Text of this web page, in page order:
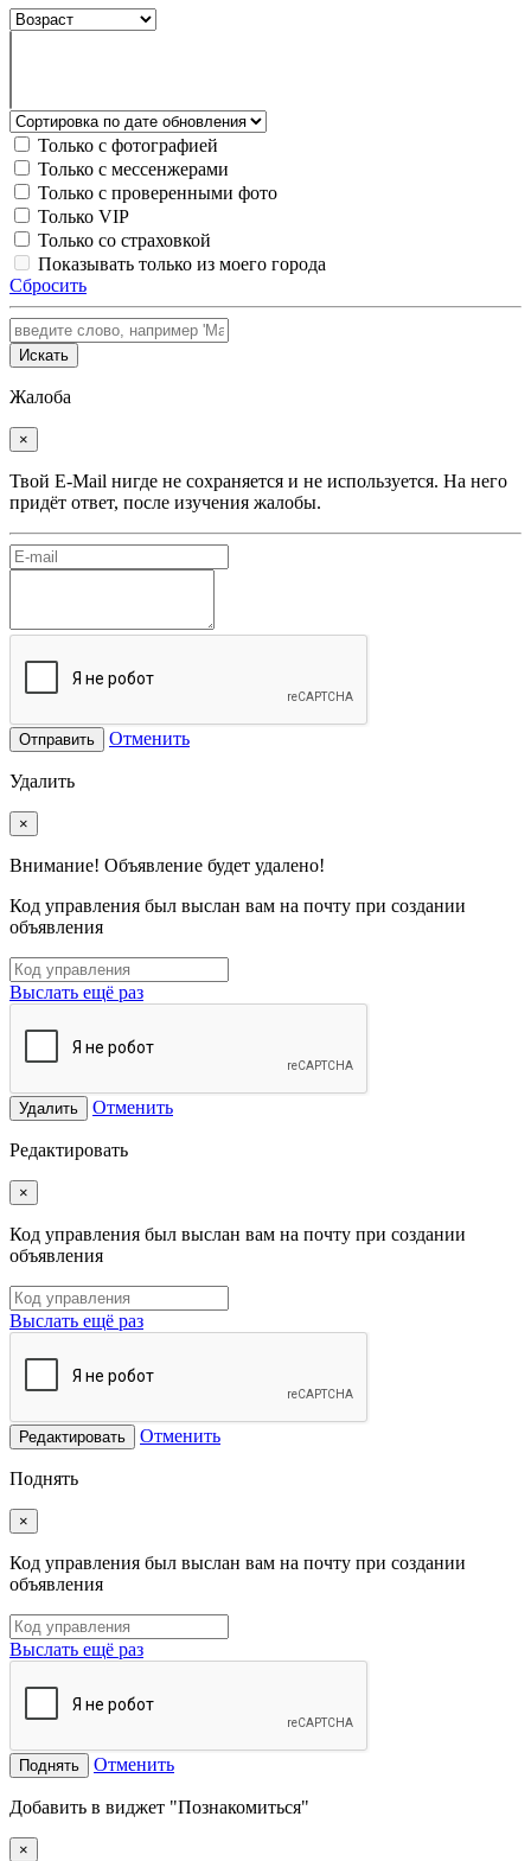
Только с фотографией
Только с мессенжерами
Только с проверенными фото
Только VIP
Только со страховкой
Показывать только из моего города
Сбросить
Искать
Жалоба
×
Твой E-Mail нигде не сохраняется и не используется. На него
придёт ответ, после изучения жалобы.
Отправить Отменить
Удалить
×
Внимание! Объявление будет удалено!
Код управления был выслан вам на почту при создании
объявления
Выслать ещё раз
Удалить Отменить
Редактировать
×
Код управления был выслан вам на почту при создании
объявления
Выслать ещё раз
Редактировать Отменить
Поднять
×
Код управления был выслан вам на почту при создании
объявления
Выслать ещё раз
Поднять Отменить
Добавить в виджет "Познакомиться"
×